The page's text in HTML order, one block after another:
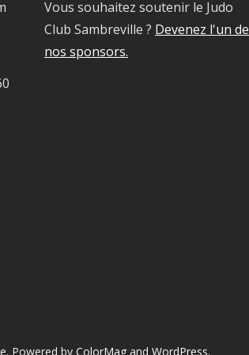
Vous souhaitez soutenir le Judo
Club Sambreville ? Devenez l'un de
nos sponsors.
. Powered by ColorMag and WordPress.